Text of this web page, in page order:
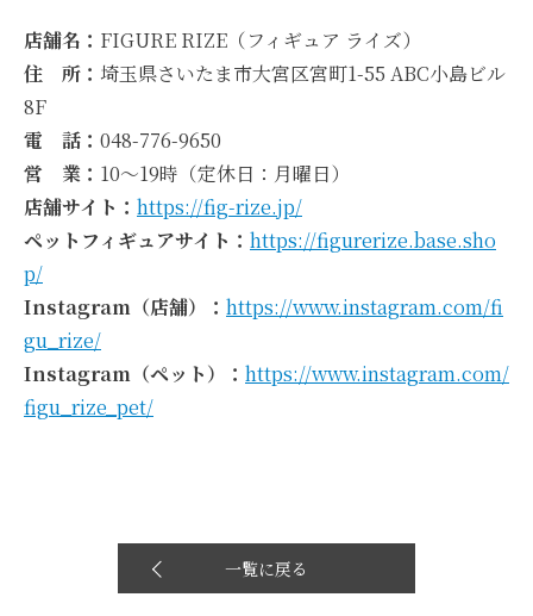
店舗名： FIGURE RIZE（フィギュア ライズ）
住 所： 埼玉県さいたま市大宮区宮町1-55 ABC小島ビル
8F
電 話： 048-776-9650
営 業： 10～19時（定休日：月曜日）
店舗サイト： https://fig-rize.jp/
ペットフィギュアサイト： https://figurerize.base.sho
p/
Instagram（店舗）： https://www.instagram.com/fi
gu_rize/
Instagram（ペット）： https://www.instagram.com/
figu_rize_pet/
一覧に戻る